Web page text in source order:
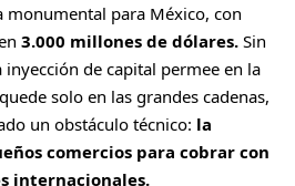
para México, con
3.000 millones de dólares. Sin
de capital permee en la
solo en las grandes cadenas,
un obstáculo técnico: la
comercios para cobrar con
internacionales.